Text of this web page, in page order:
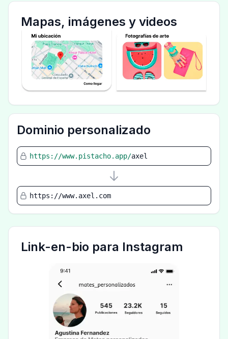
Mapas, imágenes y videos
Dominio personalizado
https://www.pistacho.app/axel
https://www.axel.com
Link-en-bio para Instagram